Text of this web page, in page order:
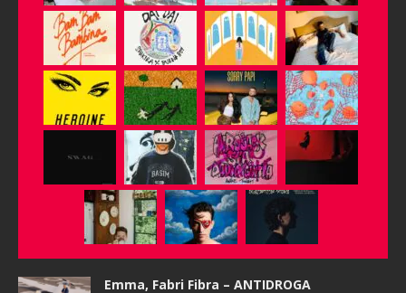
Emma, Fabri Fibra – ANTIDROGA